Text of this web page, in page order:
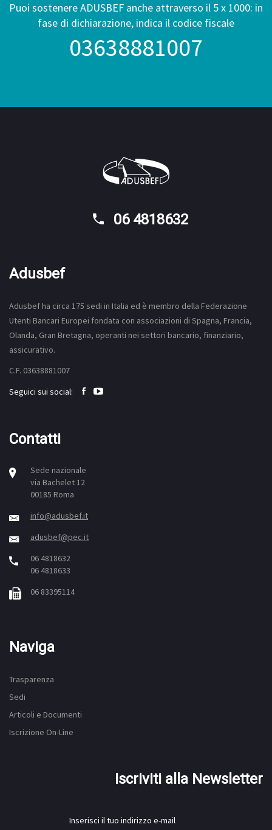
Puoi sostenere ADUSBEF anche attraverso il 5 x 1000: in
fase di dichiarazione, indica il codice fiscale
03638881007
06 4818632
Adusbef
Adusbef ha circa 175 sedi in Italia ed è membro della Federazione
Utenti Bancari Europei fondata con associazioni di Spagna, Francia,
Olanda, Gran Bretagna, operanti nei settori bancario, finanziario,
assicurativo.
C.F. 03638881007
Seguici sui social:
Contatti
Sede nazionale
via Bachelet 12
00185 Roma
info@adusbef.it
adusbef@pec.it
06 4818632
06 4818633
06 83395114
Naviga
Trasparenza
Sedi
Articoli e Documenti
Iscrizione On-Line
Iscriviti alla Newsletter